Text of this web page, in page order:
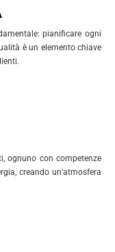
pianificare ogni
è un elemento chiave
ognuno con competenze
creando un’atmosfera